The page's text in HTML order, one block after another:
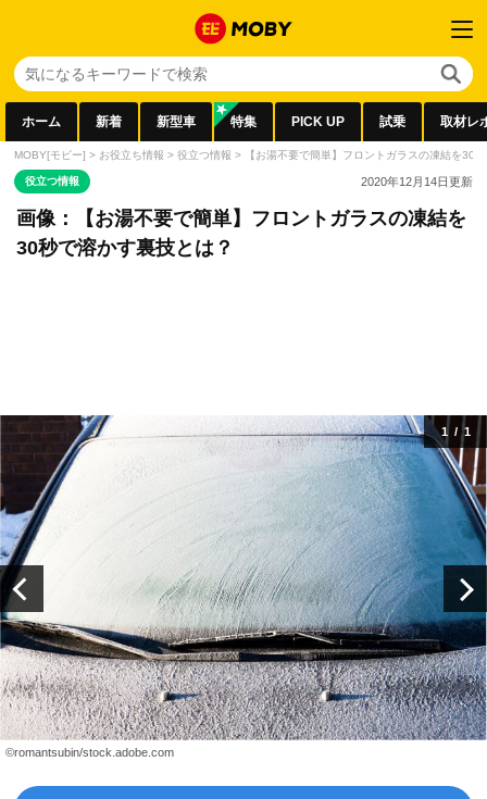
ホーム 新着 新型車 特集 PICK UP 試乗 取材レ
MOBY[モビー] > お役立ち情報 > 役立つ情報 > 【お湯不要で簡単】フロントガラスの凍結を30
役立つ情報 2020年12月14日更新
画像：【お湯不要で簡単】フロントガラスの凍結を
30秒で溶かす裏技とは？
©romantsubin/stock.adobe.com
1/ 1